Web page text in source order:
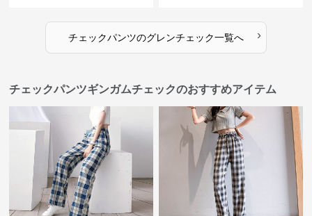
チェックパンツのグレンチェック一覧へ ›
チェックパンツギンガムチェックのおすすめアイテム